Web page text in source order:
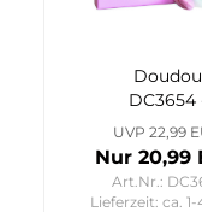
Doudou
DC3654
mit
rosa 17cm
UVP 22,99
Nur 20,99
Art.Nr.:
Lieferzeit:ca.